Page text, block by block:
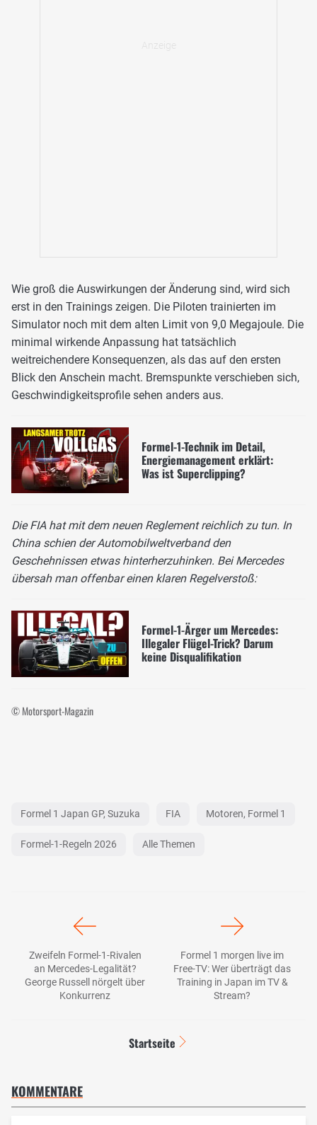
Wie groß die Auswirkungen der Änderung sind, wird sich
erst in den Trainings zeigen. Die Piloten trainierten im
Simulator noch mit dem alten Limit von 9,0 Megajoule. Die
minimal wirkende Anpassung hat tatsächlich
weitreichendere Konsequenzen, als das auf den ersten
Blick den Anschein macht. Bremspunkte verschieben sich,
Geschwindigkeitsprofile sehen anders aus.
Formel-1-Technik im Detail,
Energiemanagement erklärt:
Was ist Superclipping?
Die FIA hat mit dem neuen Reglement reichlich zu tun. In
China schien der Automobilweltverband den
Geschehnissen etwas hinterherzuhinken. Bei Mercedes
übersah man offenbar einen klaren Regelverstoß:
Formel-1-Ärger um Mercedes:
Illegaler Flügel-Trick? Darum
keine Disqualifikation
© Motorsport-Magazin
Formel 1 Japan GP, Suzuka FIA Motoren, Formel 1
Formel-1-Regeln 2026 Alle Themen
Zweifeln Formel-1-Rivalen
an Mercedes-Legalität?
George Russell nörgelt über
Konkurrenz
Formel 1 morgen live im
Free-TV: Wer überträgt das
Training in Japan im TV &
Stream?
Startseite
KOMMENTARE